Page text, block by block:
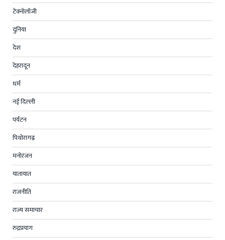
टेक्नोलॉजी
दुनिया
देश
देहरादून
धर्म
नई दिल्ली
पर्यटन
पिथोरागढ़
मनोरंजन
यातायात
राजनीति
राज्य समाचार
रुद्रप्रयाग